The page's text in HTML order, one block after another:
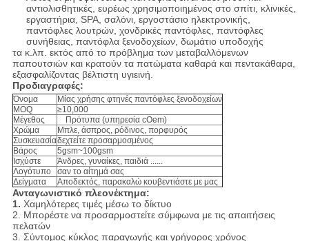
αντιολισθητικές, ευρέως χρησιμοποιημένος στο σπίτι, κλινικές,
εργαστήρια, SPA, σαλόνι, εργοστάσιο ηλεκτρονικής,
παντόφλες λουτρών, χονδρικές παντόφλες, παντόφλες
συνήθειας, παντόφλα ξενοδοχείων, δωμάτιο υποδοχής
τα κ.λπ. εκτός από το πρόβλημα των μεταβαλλόμενων
παπουτσιών και κρατούν τα πατώματα καθαρά και πεντακάθαρα,
εξασφαλίζοντας βέλτιστη υγιεινή.
Προδιαγραφές:
Όνομα
Μίας χρήσης φτηνές παντόφλες ξενοδοχείων
MOQ
≥10,000
Μέγεθος
Πρότυπα (υπηρεσία cOem)
Χρώμα
Μπλε, άσπρος, ρόδινος, πορφυρός
Συσκευασίαδεχτείτε προσαρμοσμένος
Βάρος
5gsm~100gsm
Ισχύστε
Άνδρες, γυναίκες, παιδιά ......
Λογότυπο
σαν το αίτημά σας
Δείγματα
Αποδεκτός, παρακαλώ κουβεντιάστε με μας
Ανταγωνιστικό πλεονέκτημα:
1. Χαμηλότερες τιμές μέσω το δίκτυο
2. Μπορέστε να προσαρμοστείτε σύμφωνα με τις απαιτήσεις
πελατών
3. Σύντομος κύκλος παραγωγής και γρήγορος χρόνος